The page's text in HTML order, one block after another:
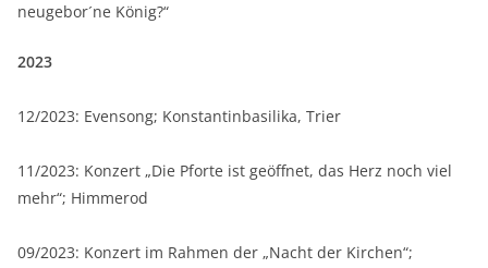
neugebor´ne König?“
2023
12/2023: Evensong; Konstantinbasilika, Trier
11/2023: Konzert „Die Pforte ist geöffnet, das Herz noch viel
mehr“; Himmerod
09/2023: Konzert im Rahmen der „Nacht der Kirchen“;